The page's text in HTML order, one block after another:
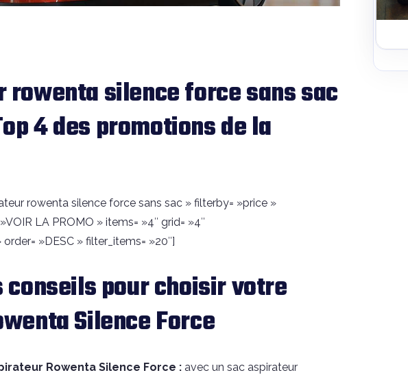
silence force sans sac
4 des promotions de la
rowenta silence force sans sac » filterby= »price »
LA PROMO » items= »4″ grid= »4″
»DESC » filter_items= »20″]
pour choisir votre
Silence Force
Rowenta Silence Force : avec un sac aspirateur